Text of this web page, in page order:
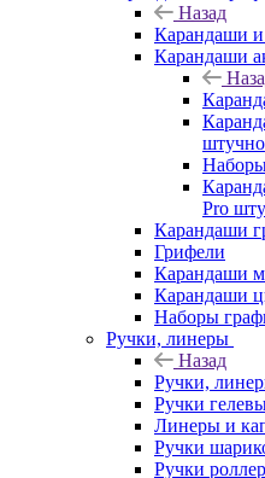
Назад
Карандаши
Карандаши
штучно
Pro
Карандаши
Грифели
Карандаши
Карандаши
Наборы
Ручки, линеры
Назад
Ручки,
Ручки
Линеры и
Ручки
Ручки роллер